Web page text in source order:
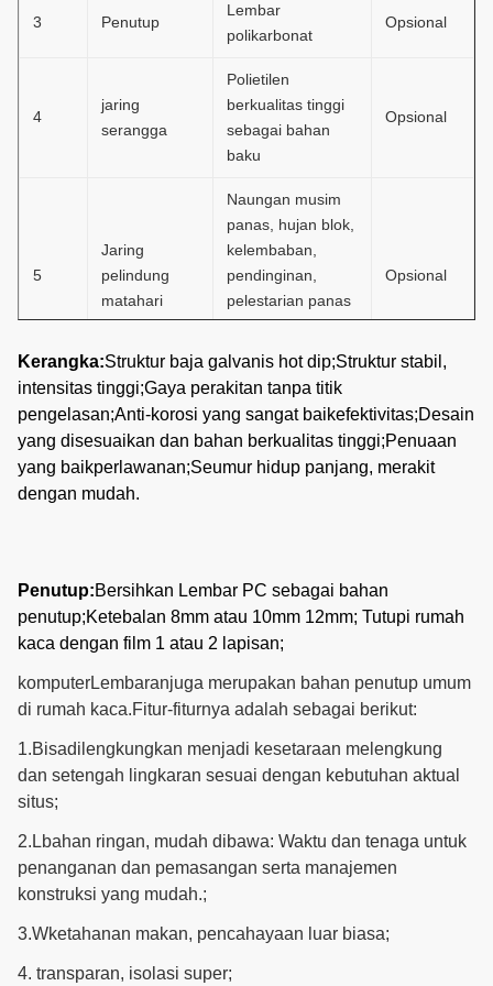
3 Penutup
Lembar
polikarbonat
Opsional
4
jaring
serangga
Polietilen
berkualitas tinggi
sebagai bahan
baku
Opsional
5
Jaring
pelindung
matahari
Naungan musim
panas, hujan blok,
kelembaban,
pendinginan,
pelestarian panas
musim semi
musim dingin
Opsional
Sistem
pendingin
Ini terdiri dari
kipas pendingin
dan bantalan
pendingin
Opsional
pemanas listrik
Sistem
ventilasi
Jendela samping
pendingin
9
Sistem irigasi
disesuaikan
sesuai dengan
rumah kaca
Opsional
10
Sistem
penyemprot
Itu dapat
sesuai dengan
rumah kaca
Kerangka:Struktur baja galvanis hot dip;Struktur stabil,
intensitas tinggi;Gaya perakitan tanpa titik
pengelasan;Anti-korosi yang sangat baikefektivitas;Desain
yang disesuaikan dan bahan berkualitas tinggi;Penuaan
yang baikperlawanan;Seumur hidup panjang, merakit
dengan mudah.
Penutup:Bersihkan Lembar PC sebagai bahan
penutup;Ketebalan 8mm atau 10mm 12mm; Tutupi rumah
kaca dengan film 1 atau 2 lapisan;
komputerLembaranjuga merupakan bahan penutup umum
di rumah kaca.Fitur-fiturnya adalah sebagai berikut:
1.Bisadilengkungkan menjadi kesetaraan melengkung
dan setengah lingkaran sesuai dengan kebutuhan aktual
situs;
2. Lbahan ringan, mudah dibawa: Waktu dan tenaga untuk
penanganan dan pemasangan serta manajemen
konstruksi yang mudah.;
3.Wketahanan makan, pencahayaan luar biasa;
4. transparan, isolasi super;